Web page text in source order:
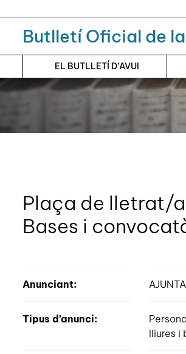
Butlletí Oficial de
EL BUTLLETÍ D’AVUI
Plaça de lletrat/
Bases i
Anunciant:
Tipus d’anunci:
lliures i